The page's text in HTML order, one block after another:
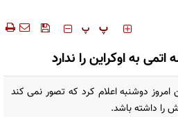
‍‍‍ پ پ
به اوکراین را ندارد
امروز دوشنبه اعلام کرد که تصور نمی کند
را داشته باشد.